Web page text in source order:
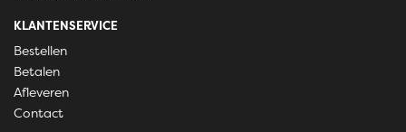
KLANTENSERVICE
Bestellen
Betalen
Afleveren
Contact